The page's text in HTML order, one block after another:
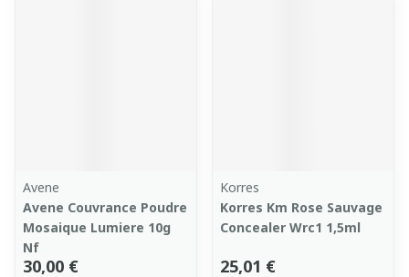
Avene
Avene Couvrance Poudre
Mosaique Lumiere 10g
Nf
30,00 €
Korres
Korres Km Rose Sauvage
Concealer Wrc1 1,5ml
25,01 €